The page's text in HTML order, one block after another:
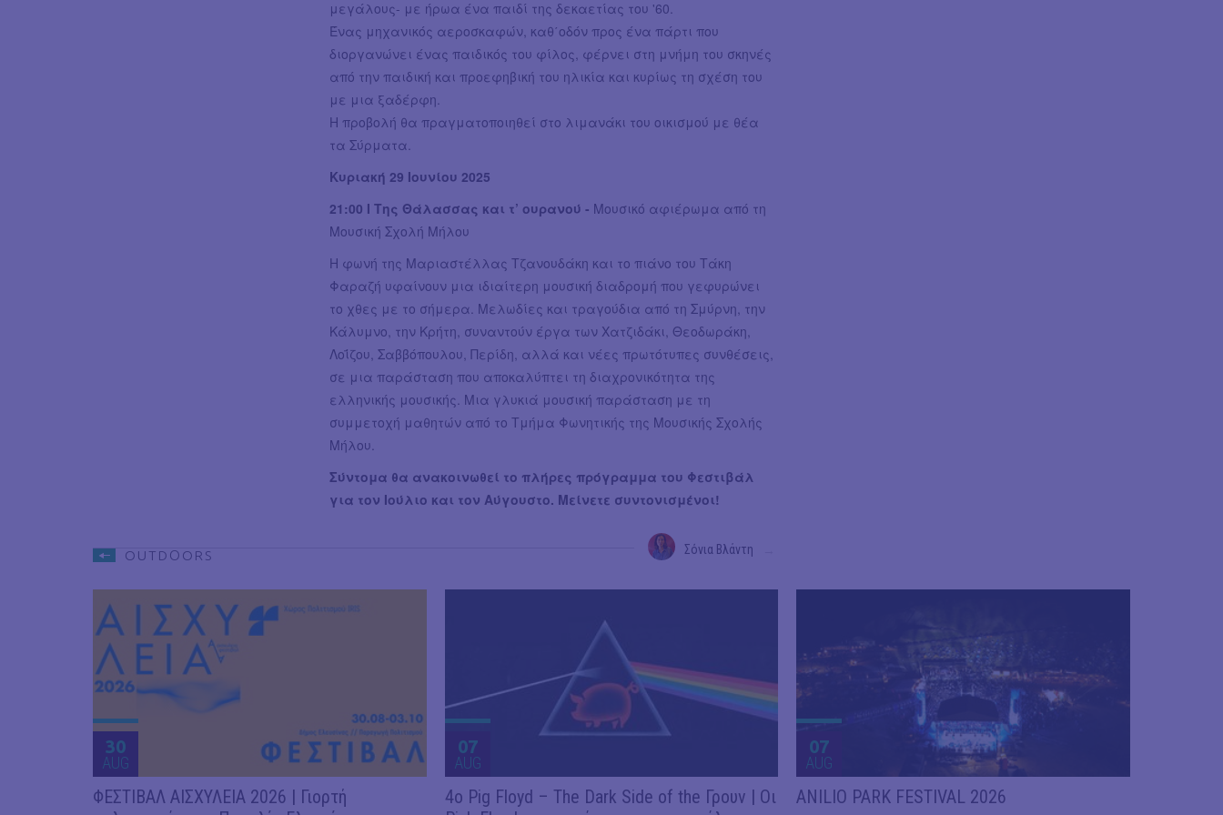
μεγάλους- με ήρωα ένα παιδί της δεκαετίας του '60.
Ένας μηχανικός αεροσκαφών, καθ΄οδόν προς ένα πάρτι που
διοργανώνει ένας παιδικός του φίλος, φέρνει στη μνήμη του σκηνές
από την παιδική και προεφηβική του ηλικία και κυρίως τη σχέση του
με μια ξαδέρφη.
Η προβολή θα πραγματοποιηθεί στο λιμανάκι του οικισμού με θέα
τα Σύρματα.
Κυριακή 29 Ιουνίου 2025
21:00 Ι Της Θάλασσας και τ’ ουρανού - Μουσικό αφιέρωμα από τη
Μουσική Σχολή Μήλου
Η φωνή της Μαριαστέλλας Τζανουδάκη και το πιάνο του Τάκη
Φαραζή υφαίνουν μια ιδιαίτερη μουσική διαδρομή που γεφυρώνει
το χθες με το σήμερα. Μελωδίες και τραγούδια από τη Σμύρνη, την
Κάλυμνο, την Κρήτη, συναντούν έργα των Χατζιδάκι, Θεοδωράκη,
Λοΐζου, Σαββόπουλου, Περίδη, αλλά και νέες πρωτότυπες συνθέσεις,
σε μια παράσταση που αποκαλύπτει τη διαχρονικότητα της
ελληνικής μουσικής. Μια γλυκιά μουσική παράσταση με τη
συμμετοχή μαθητών από το Τμήμα Φωνητικής της Μουσικής Σχολής
Μήλου.
Σύντομα θα ανακοινωθεί το πλήρες πρόγραμμα του Φεστιβάλ
για τον Ιούλιο και τον Αύγουστο. Μείνετε συντονισμένοι!
Σόνια Βλάντη
OUTDΟORS
30
AUG
ΦΕΣΤΙΒΑΛ ΑΙΣΧΥΛΕΙΑ 2026 | Γιορτή
07
AUG
4ο Pig Floyd – The Dark Side of the Γρουν | Οι
07
AUG
ANILIO PARK FESTIVAL 2026